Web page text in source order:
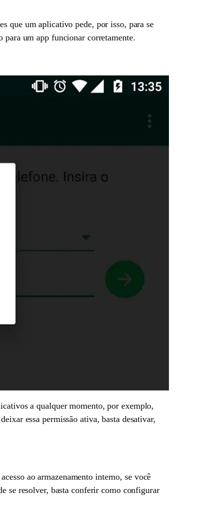
que um aplicativo pede, por isso, para se
para um app funcionar corretamente.
a qualquer momento, por exemplo,
essa permissão ativa, basta desativar,
ao armazenamento interno, se você
se resolver, basta conferir como configurar